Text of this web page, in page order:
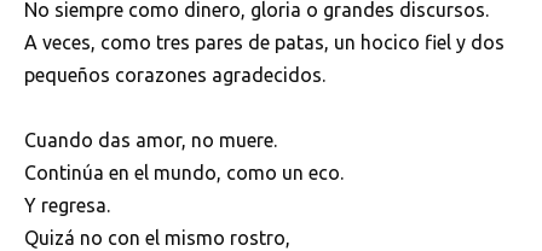
No siempre como dinero, gloria o grandes discursos.
A veces, como tres pares de patas, un hocico fiel y dos
pequeños corazones agradecidos.
Cuando das amor, no muere.
Continúa en el mundo, como un eco.
Y regresa.
Quizá no con el mismo rostro,